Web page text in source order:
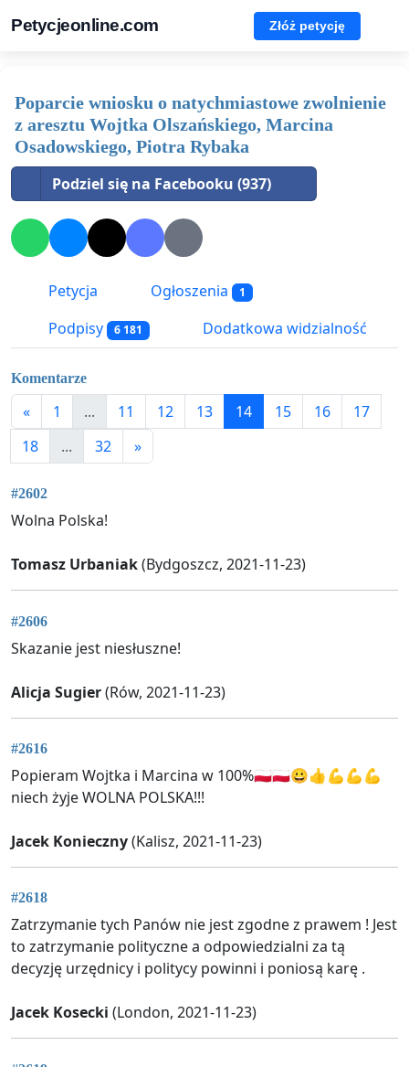
Petycjeonline.com Złóż petycję
Poparcie wniosku o natychmiastowe zwolnienie
z aresztu Wojtka Olszańskiego, Marcina
Osadowskiego, Piotra Rybaka
Podziel się na Facebooku (937)
Petycja Ogłoszenia 1
Podpisy 6 181 Dodatkowa widzialność
Komentarze
« 1 ... 11 12 13 14 15 16
17
18
... 32 »
#2602
Wolna Polska!
Tomasz Urbaniak(Bydgoszcz, 2021-11-23)
#2606
Skazanie jest niesłuszne!
Alicja Sugier(Rów, 2021-11-23)
#2616
Popieram Wojtka i Marcina w 100%🇵🇱🇵🇱😀👍💪💪💪
niech żyje WOLNA POLSKA!!!
Jacek Konieczny(Kalisz, 2021-11-23)
#2618
Zatrzymanie tych Panów nie jest zgodne z prawem ! Jest
to zatrzymanie polityczne a odpowiedzialni za tą
decyzję urzędnicy i politycy powinni i poniosą karę .
Jacek Kosecki (London, 2021-11-23)